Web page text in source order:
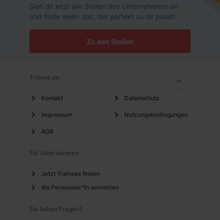
Sieh dir jetzt alle Stellen des Unternehmens an
und finde einen Job, der perfekt zu dir passt!
Zu den Stellen
Trainee.de
Kontakt
Impressum
AGB
Datenschutz
Nutzungsbedingungen
Für Unternehmen
Jetzt Trainees finden
Als Personaler*in anmelden
Sie haben Fragen?